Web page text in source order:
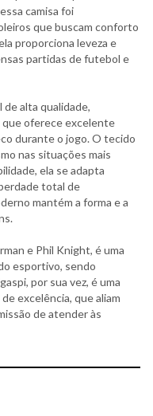
camisa foi
que buscam conforto
proporciona leveza e
partidas de futebol e
de alta qualidade,
que oferece excelente
durante o jogo. O tecido
nas situações mais
ela se adapta
total de
mantém a forma e a
e Phil Knight, é uma
esportivo, sendo
por sua vez, é uma
excelência, que aliam
de atender às